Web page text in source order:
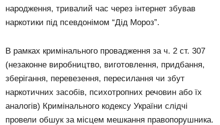
народження, тривалий час через інтернет збував
наркотики під псевдонімом “Дід Мороз”.
В рамках кримінального провадження за ч. 2 ст. 307
(незаконне виробництво, виготовлення, придбання,
зберігання, перевезення, пересилання чи збут
наркотичних засобів, психотропних речовин або їх
аналогів) Кримінального кодексу України слідчі
провели обшук за місцем мешкання правопорушника.